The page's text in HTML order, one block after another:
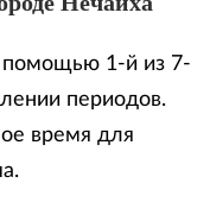
помощью 1-й из 7-
периодов.
время для